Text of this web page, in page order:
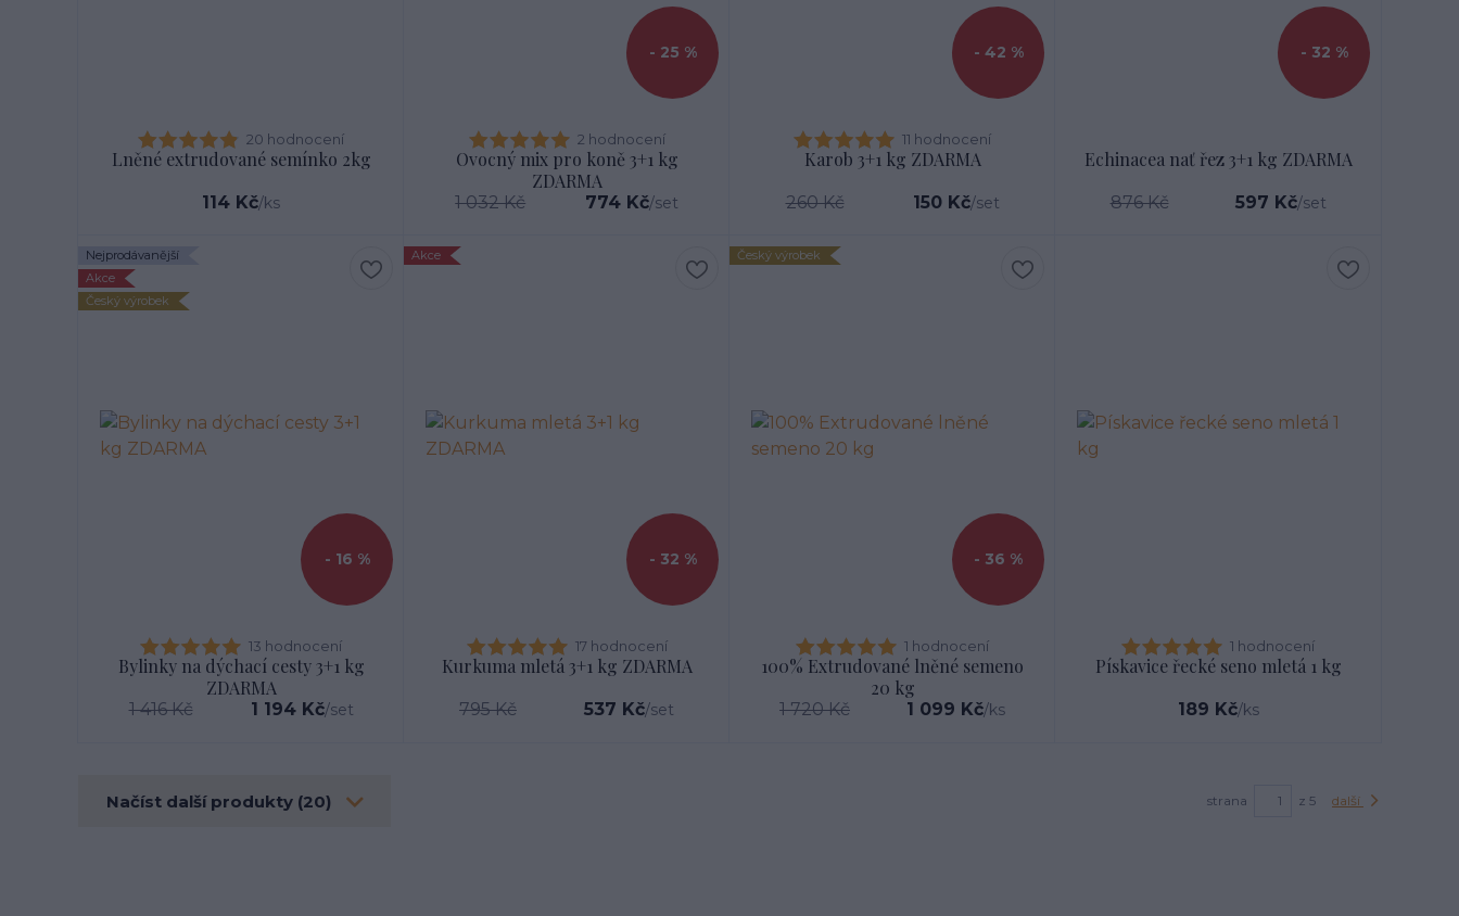
20 hodnocení
Lněné extrudované semínko 2kg
114 Kč/ks
- 25 %
2 hodnocení
Ovocný mix pro koně 3+1 kg
ZDARMA
1 032 Kč 774 Kč/set
- 42 %
11 hodnocení
Karob 3+1 kg ZDARMA
260 Kč 150 Kč/set
- 32 %
Echinacea nať řez 3+1 kg ZDARMA
876 Kč 597 Kč/set
Nejprodávanější
Akce
Český výrobek
- 16 %
13 hodnocení
Bylinky na dýchací cesty 3+1 kg
ZDARMA
1 416 Kč 1 194 Kč/set
Akce
- 32 %
17 hodnocení
Kurkuma mletá 3+1 kg ZDARMA
795 Kč 537 Kč/set
Český výrobek
- 36 %
1 hodnocení
100% Extrudované lněné semeno
20 kg
1 720 Kč 1 099 Kč/ks
1 hodnocení
Pískavice řecké seno mletá 1 kg
189 Kč/ks
Načíst další produkty (20) strana z 5 další